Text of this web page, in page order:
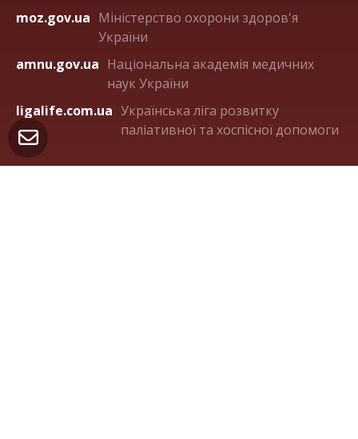
moz.gov.ua Міністерство охорони здоров'я
України
amnu.gov.ua Національна академія медичних
наук України
ligalife.com.ua Українська ліга розвитку
паліативної та хоспісної допомоги